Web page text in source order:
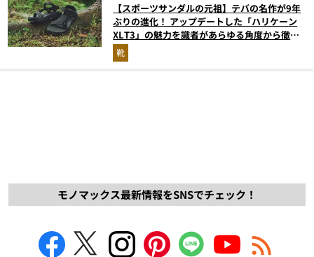
【スポーツサンダルの元祖】テバの名作が9年
ぶりの進化！ アップデートした「ハリケーン
XLT3」の魅力を識者があらゆる角度から徹底
解説！
靴
モノマックス最新情報をSNSでチェック！